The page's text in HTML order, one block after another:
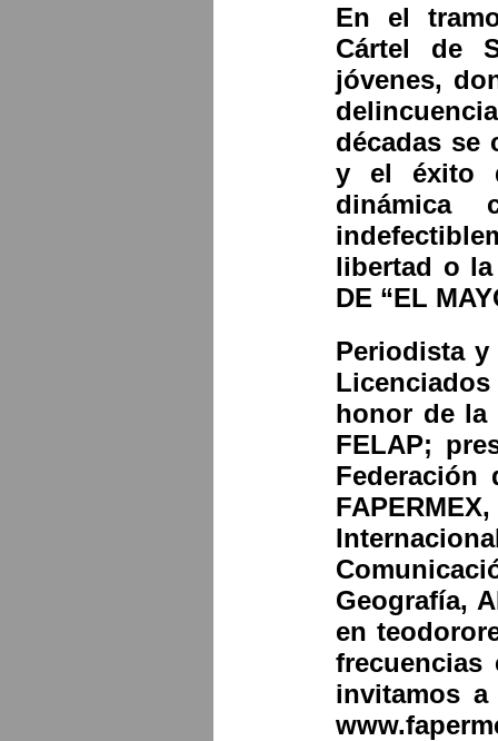
En el
Cártel de
jóvenes,
décadas se
y el éxito
dinámica
libertad o la
DE “EL
Periodista
honor de la
FELAP;
Federación
Geografía,
en
invitamos a